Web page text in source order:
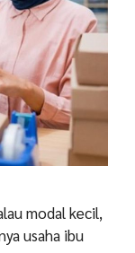
modal kecil,
usaha ibu